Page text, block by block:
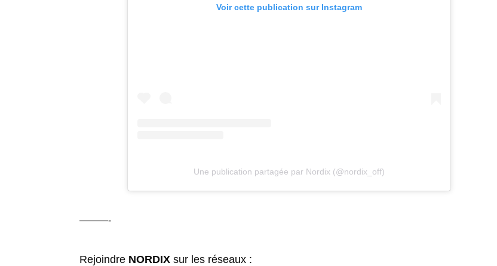
Voir cette publication sur Instagram
Une publication partagée par Nordix (@nordix_off)
———-
Rejoindre NORDIX sur les réseaux :